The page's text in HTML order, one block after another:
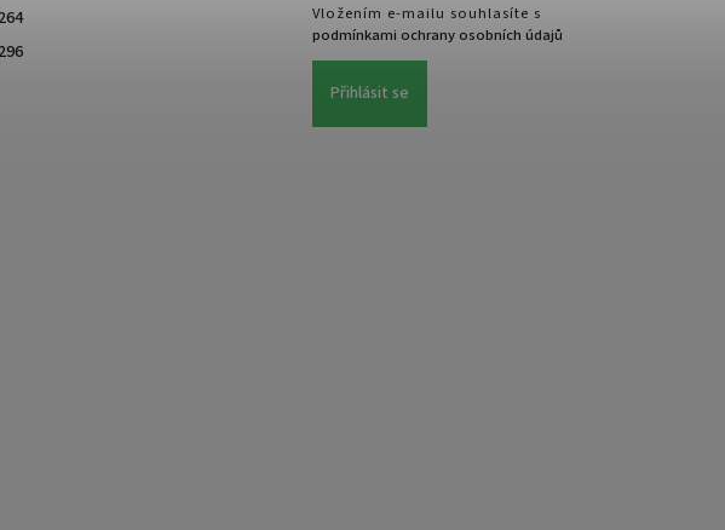
Vložením e-mailu souhlasíte s
podmínkami ochrany osobních údajů
Přihlásit se